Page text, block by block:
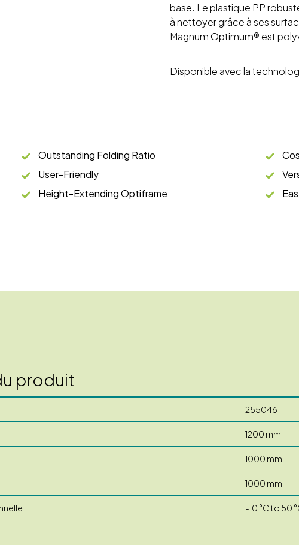
base. Le plastique PP
à nettoyer grâce à ses
Magnum Optimum® est
Disponible avec la
Outstanding Folding Ratio
User-Friendly
Height-Extending Optiframe
produit
2550461
1200 mm
1000 mm
1000 mm
-10 °C to 50